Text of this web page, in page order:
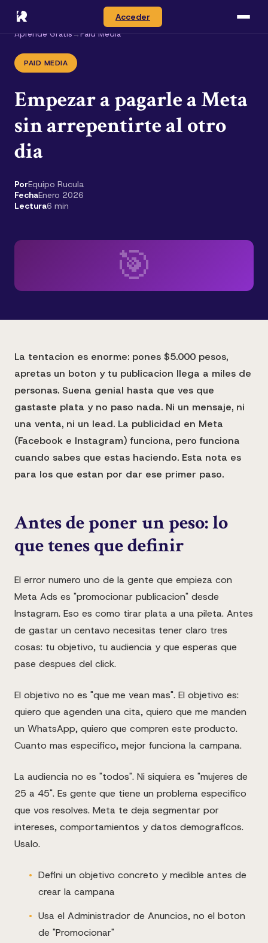
Acceder
Aprende Gratis→Paid Media
PAID MEDIA
Empezar a pagarle a Meta
sin arrepentirte al otro
dia
PorEquipo Rucula
FechaEnero 2026
Lectura6 min
🎯
La tentacion es enorme: pones $5.000 pesos,
apretas un boton y tu publicacion llega a miles de
personas. Suena genial hasta que ves que
gastaste plata y no paso nada. Ni un mensaje, ni
una venta, ni un lead. La publicidad en Meta
(Facebook e Instagram) funciona, pero funciona
cuando sabes que estas haciendo. Esta nota es
para los que estan por dar ese primer paso.
Antes de poner un peso: lo
que tenes que definir
El error numero uno de la gente que empieza con
Meta Ads es "promocionar publicacion" desde
Instagram. Eso es como tirar plata a una pileta. Antes
de gastar un centavo necesitas tener claro tres
cosas: tu objetivo, tu audiencia y que esperas que
pase despues del click.
El objetivo no es "que me vean mas". El objetivo es:
quiero que agenden una cita, quiero que me manden
un WhatsApp, quiero que compren este producto.
Cuanto mas especifico, mejor funciona la campana.
La audiencia no es "todos". Ni siquiera es "mujeres de
25 a 45". Es gente que tiene un problema especifico
que vos resolves. Meta te deja segmentar por
intereses, comportamientos y datos demograficos.
Usalo.
Defini un objetivo concreto y medible antes de
crear la campana
Usa el Administrador de Anuncios, no el boton
de "Promocionar"